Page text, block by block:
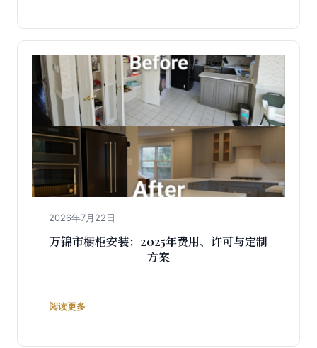
2026年7月22日
万锦市橱柜安装：2025年费用、许可与定制
方案
阅读更多